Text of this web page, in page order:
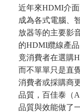
近年來HDMI介
成為各式電腦、
放器等的主要影
的HDMI纜線產
竟消費者在選購
而不單單只是直
消費者或採購商
品質，百佳泰（
品質與效能做了